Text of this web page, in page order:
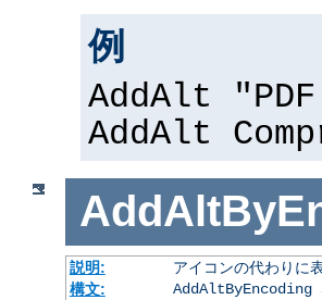
例
AddAlt
AddAlt
説明:
アイコンの代わりに
構文:
AddAltByEncoding